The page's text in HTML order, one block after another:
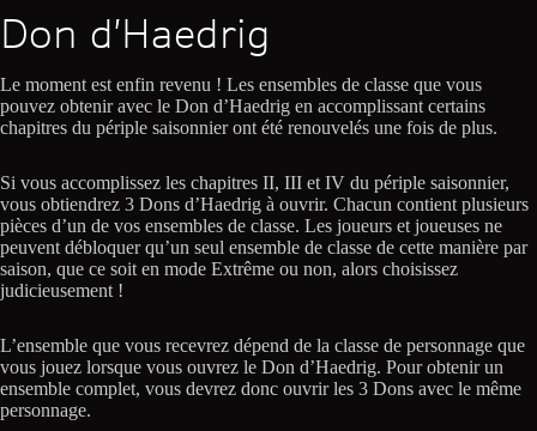
Don d’Haedrig
Le moment est enfin revenu ! Les ensembles de classe que vous
pouvez obtenir avec le Don d’Haedrig en accomplissant certains
chapitres du périple saisonnier ont été renouvelés une fois de plus.
Si vous accomplissez les chapitres II, III et IV du périple saisonnier,
vous obtiendrez 3 Dons d’Haedrig à ouvrir. Chacun contient plusieurs
pièces d’un de vos ensembles de classe. Les joueurs et joueuses ne
peuvent débloquer qu’un seul ensemble de classe de cette manière par
saison, que ce soit en mode Extrême ou non, alors choisissez
judicieusement !
L’ensemble que vous recevrez dépend de la classe de personnage que
vous jouez lorsque vous ouvrez le Don d’Haedrig. Pour obtenir un
ensemble complet, vous devrez donc ouvrir les 3 Dons avec le même
personnage.